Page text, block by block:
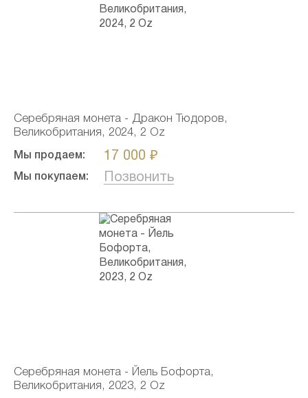
Серебряная монета - Дракон Тюдоров,
Великобритания, 2024, 2 Oz
Мы продаем: 17 000 ₽
Мы покупаем: Позвонить
Серебряная монета - Йель Бофорта,
Великобритания, 2023, 2 Oz